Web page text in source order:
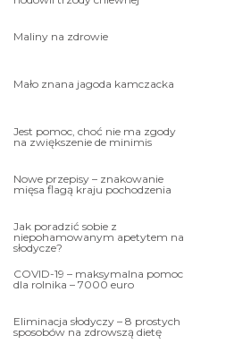
Maliny na zdrowie
Mało znana jagoda kamczacka
Jest pomoc, choć nie ma zgody
na zwiększenie de minimis
Nowe przepisy – znakowanie
mięsa flagą kraju pochodzenia
Jak poradzić sobie z
niepohamowanym apetytem na
słodycze?
COVID-19 – maksymalna pomoc
dla rolnika – 7000 euro
Eliminacja słodyczy – 8 prostych
sposobów na zdrowszą dietę